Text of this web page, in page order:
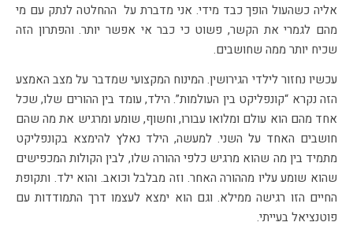
אליה כשהעול הופך כבד מידי. אני מדברת על ההחלטה לנתק עם מי
מהם לגמרי את הקשר, פשוט כי כבר אי אפשר יותר. והפתרון הזה
שכיח יותר ממה שחושבים.
עכשיו נחזור לילדי הגירושין. המינוח המקצועי שמדבר על מצב האמצע
הזה נקרא “קונפליקט בין העולמות”. הילד, עומד בין ההורים שלו, שכל
אחד מהם הוא עולם ומלואו עבורו, וחשוף, שומע ומרגיש את מה שהם
חושבים האחד על השני. למעשה, הילד נאלץ להימצא בקונפליקט
מתמיד בין מה שהוא מרגיש כלפי ההורה שלו, לבין הקולות המכפישים
שהוא שומע עליו מההורה האחר. וזה מבלבל וכואב. והוא ילד. ותקופת
החיים הזו רגישה ממילא. וגם הוא ימצא לעצמו דרך התמודדות עם
פוטנציאל בעייתי.